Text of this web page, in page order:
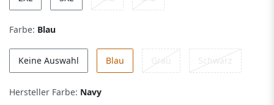
Farbe: Blau
Keine Auswahl Blau Grau Schwarz
Hersteller Farbe: Navy